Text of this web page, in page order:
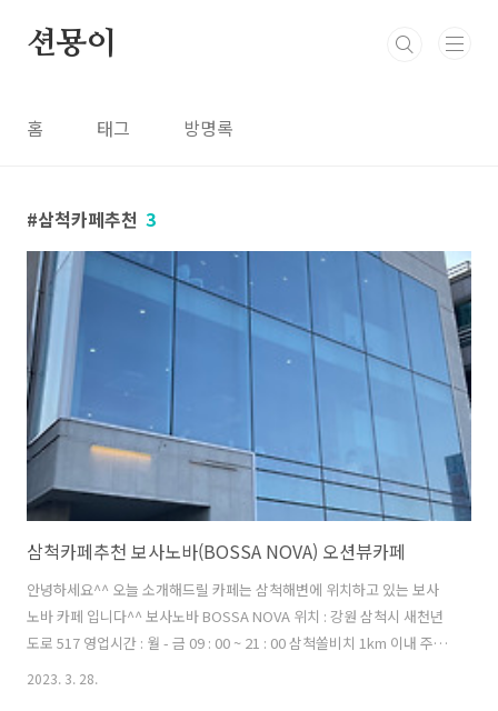
션묭이
홈 태그 방명록
삼척카페추천 3
삼척카페추천 보사노바(BOSSA NOVA) 오션뷰카페
안녕하세요^^ 오늘 소개해드릴 카페는 삼척해변에 위치하고 있는 보사
노바 카페 입니다^^ 보사노바 BOSSA NOVA 위치 : 강원 삼척시 새천년
도로 517 영업시간 : 월 - 금 09 : 00 ~ 21 : 00 삼척쏠비치 1km 이내 주차
가능 지인들과 몇 번 가보고 신랑이랑 같이 다녀왔어요 ㅎㅎ 주말 오후시
2023. 3. 28.